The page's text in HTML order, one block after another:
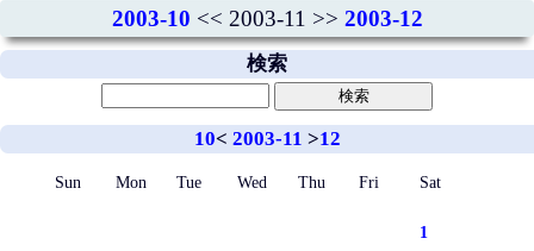
2003-10 << 2003-11 >> 2003-12
検索
10< 2003-11 >12
Sun Mon Tue Wed Thu Fri Sat
1